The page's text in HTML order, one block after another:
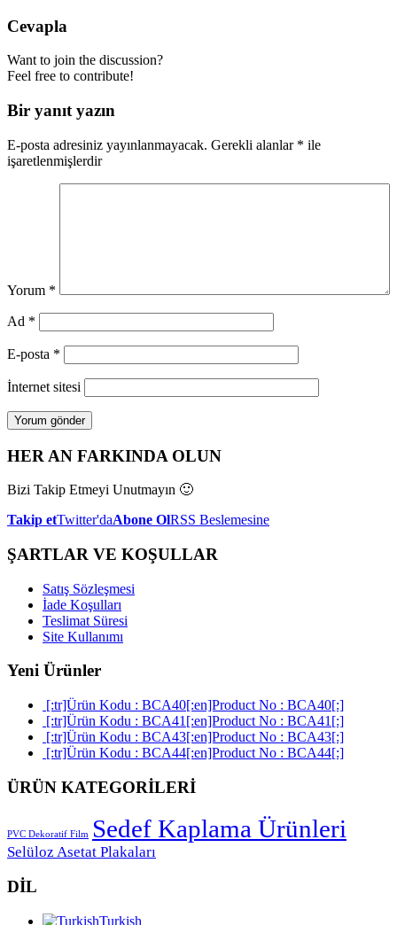
Cevapla
Want to join the discussion?
Feel free to contribute!
Bir yanıt yazın
E-posta adresiniz yayınlanmayacak. Gerekli alanlar * ile
işaretlenmişlerdir
Yorum *
Ad *
E-posta *
İnternet sitesi
HER AN FARKINDA OLUN
Bizi Takip Etmeyi Unutmayın 🙂
Takip etTwitter'daAbone OlRSS Beslemesine
ŞARTLAR VE KOŞULLAR
Satış Sözleşmesi
İade Koşulları
Teslimat Süresi
Site Kullanımı
Yeni Ürünler
[:tr]Ürün Kodu : BCA40[:en]Product No : BCA40[:]
[:tr]Ürün Kodu : BCA41[:en]Product No : BCA41[:]
[:tr]Ürün Kodu : BCA43[:en]Product No : BCA43[:]
[:tr]Ürün Kodu : BCA44[:en]Product No : BCA44[:]
ÜRÜN KATEGORİLERİ
PVC Dekoratif Film Sedef Kaplama Ürünleri
Selüloz Asetat Plakaları
DİL
Turkish